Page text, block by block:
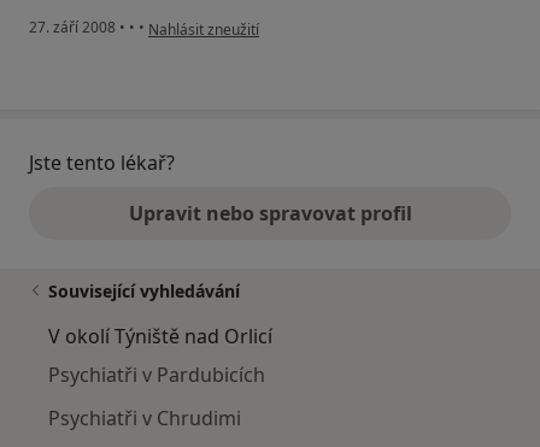
27. září 2008 • • • podle názoru uživatele Pacient
Nahlásit zneužití
Jste tento lékař?
Upravit nebo spravovat profil
Související vyhledávání
V okolí Týniště nad Orlicí
Psychiatři v Pardubicích
Psychiatři v Chrudimi